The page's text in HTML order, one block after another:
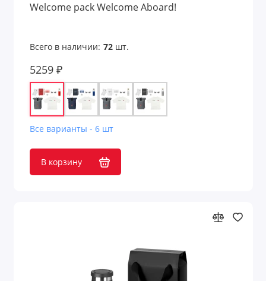
Шахматы
Шкатулки для часов
Шкатулки и подставки
Welcome pack Welcome Aboard!
Всего в наличии: 72шт.
5259 ₽
Все варианты - 6 шт
В корзину